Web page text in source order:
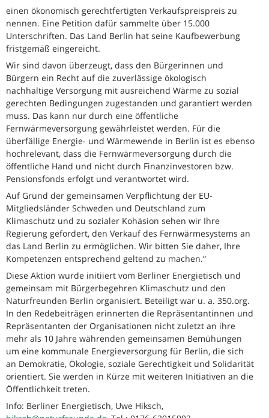
einen ökonomisch gerechtfertigten Verkaufspreispreis zu
nennen. Eine Petition dafür sammelte über 15.000
Unterschriften. Das Land Berlin hat seine Kaufbewerbung
fristgemäß eingereicht.
Wir sind davon überzeugt, dass den Bürgerinnen und
Bürgern ein Recht auf die zuverlässige ökologisch
nachhaltige Versorgung mit ausreichend Wärme zu sozial
gerechten Bedingungen zugestanden und garantiert werden
muss. Das kann nur durch eine öffentliche
Fernwärmeversorgung gewährleistet werden. Für die
überfällige Energie- und Wärmewende in Berlin ist es ebenso
hochrelevant, dass die Fernwärmeversorgung durch die
öffentliche Hand und nicht durch Finanzinvestoren bzw.
Pensionsfonds erfolgt und verantwortet wird.
Auf Grund der gemeinsamen Verpflichtung der EU-
Mitgliedsländer Schweden und Deutschland zum
Klimaschutz und zu sozialer Kohäsion sehen wir Ihre
Regierung gefordert, den Verkauf des Fernwärmesystems an
das Land Berlin zu ermöglichen. Wir bitten Sie daher, Ihre
Kompetenzen entsprechend geltend zu machen.“
Diese Aktion wurde initiiert vom Berliner Energietisch und
gemeinsam mit Bürgerbegehren Klimaschutz und den
Naturfreunden Berlin organisiert. Beteiligt war u. a. 350.org.
In den Redebeiträgen erinnerten die Repräsentantinnen und
Repräsentanten der Organisationen nicht zuletzt an ihre
mehr als 10 Jahre währenden gemeinsamen Bemühungen
um eine kommunale Energieversorgung für Berlin, die sich
an Demokratie, Ökologie, soziale Gerechtigkeit und Solidarität
orientiert. Sie werden in Kürze mit weiteren Initiativen an die
Öffentlichkeit treten.
Info: Berliner Energietisch, Uwe Hiksch,